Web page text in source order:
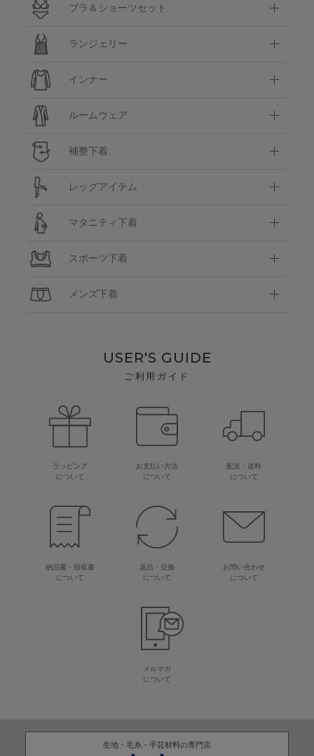
ブラ＆ショーツセット
ランジェリー
インナー
ルームウェア
補整下着
レッグアイテム
マタニティ下着
スポーツ下着
メンズ下着
USER'S GUIDE
ご利用ガイド
ラッピング
について
お支払い方法
について
配送・送料
について
納品書・領収書
について
返品・交換
について
お問い合わせ
について
メルマガ
について
生地・毛糸・手芸材料の専門店